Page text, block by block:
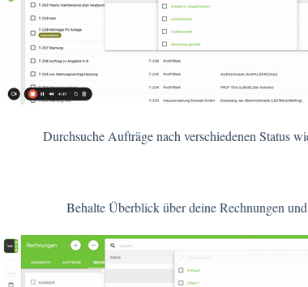
Durchsuche Aufträge nach verschiedenen Status
Behalte Überblick über deine Rechnungen